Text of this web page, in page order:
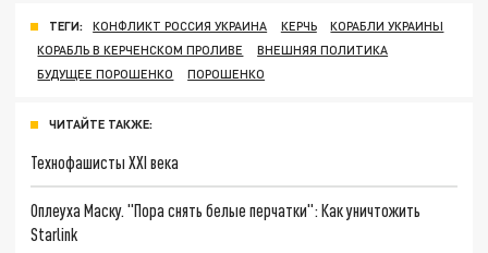
ТЕГИ: КОНФЛИКТ РОССИЯ УКРАИНА КЕРЧЬ
КОРАБЛИ УКРАИНЫ
КОРАБЛЬ В КЕРЧЕНСКОМ ПРОЛИВЕ
ВНЕШНЯЯ ПОЛИТИКА
БУДУЩЕЕ ПОРОШЕНКО
ПОРОШЕНКО
ЧИТАЙТЕ ТАКЖЕ:
Технофашисты XXI века
Оплеуха Маску. "Пора снять белые перчатки": Как уничтожить
Starlink